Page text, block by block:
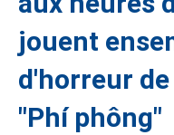
jouent
d'horreur
"Phí phông"